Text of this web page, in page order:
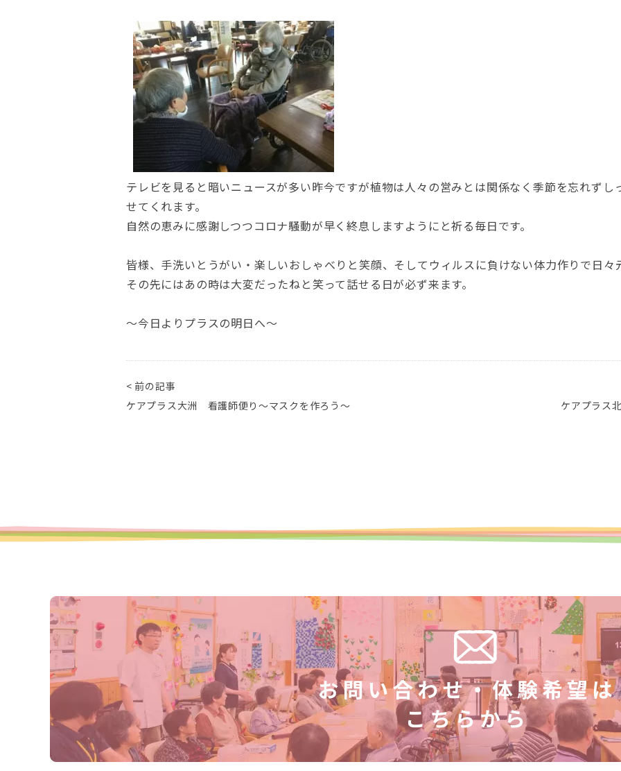
テレビを見ると暗いニュースが多い昨今ですが植物は人々の営みとは関係なく季節を忘れず
せてくれます。
自然の恵みに感謝しつつコロナ騒動が早く終息しますようにと祈る毎日です。
皆様、手洗いとうがい・楽しいおしゃべりと笑顔、そしてウィルスに負けない体力作りで日々
その先にはあの時は大変だったねと笑って話せる日が必ず来ます。
～今日よりプラスの明日へ～
< 前の記事
ケアプラス大洲 看護師便り～マスクを作ろう～
ケアプラス